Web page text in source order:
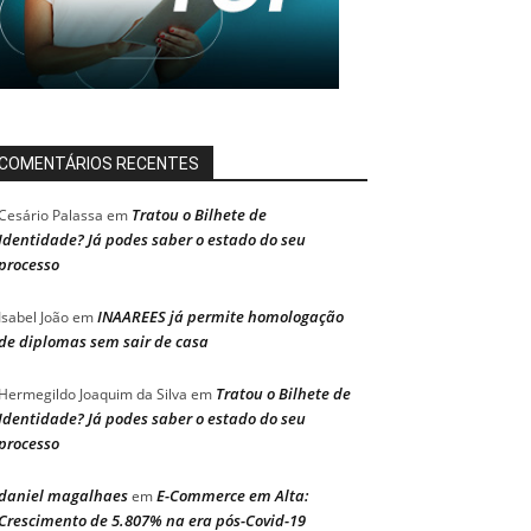
RECENTES
Palassa em Tratou o Bilhete de
Já podes saber o estado do seu
JoãoemINAAREES já permite homologação
diplomas sem sair de casa
Joaquim da Silva em Tratou o Bilhete de
Já podes saber o estado do seu
magalhaesemE-Commerce em Alta:
de 5.807% na era pós-Covid-19